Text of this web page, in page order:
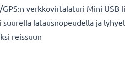
verkkovirtalaturi Mini USB
latausnopeudella ja
reissuun